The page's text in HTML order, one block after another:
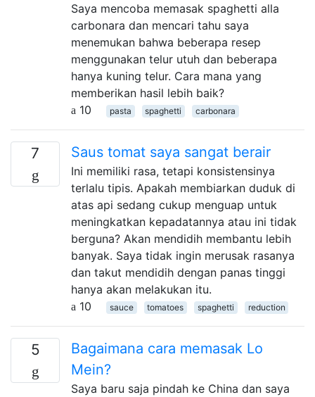
Saya mencoba memasak spaghetti alla
carbonara dan mencari tahu saya
menemukan bahwa beberapa resep
menggunakan telur utuh dan beberapa
hanya kuning telur. Cara mana yang
memberikan hasil lebih baik?
10
pasta spaghetti carbonara
7 Saus tomat saya sangat berair
Ini memiliki rasa, tetapi konsistensinya
terlalu tipis. Apakah membiarkan duduk di
atas api sedang cukup menguap untuk
meningkatkan kepadatannya atau ini tidak
berguna? Akan mendidih membantu lebih
banyak. Saya tidak ingin merusak rasanya
dan takut mendidih dengan panas tinggi
hanya akan melakukan itu.
10
sauce tomatoes spaghetti reduction
5
Bagaimana cara memasak Lo
Mein?
Saya baru saja pindah ke China dan saya